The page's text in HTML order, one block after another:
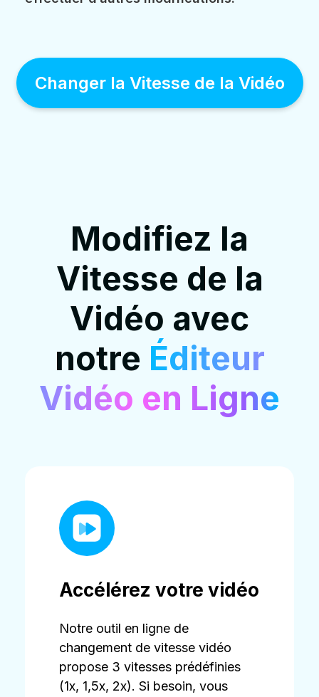
Changer la Vitesse de la Vidéo
Modifiez la
Vitesse de la
Vidéo avec
notre Éditeur
Vidéo en Ligne
Accélérez votre vidéo
Notre outil en ligne de
changement de vitesse vidéo
propose 3 vitesses prédéfinies
(1x, 1,5x, 2x). Si besoin, vous